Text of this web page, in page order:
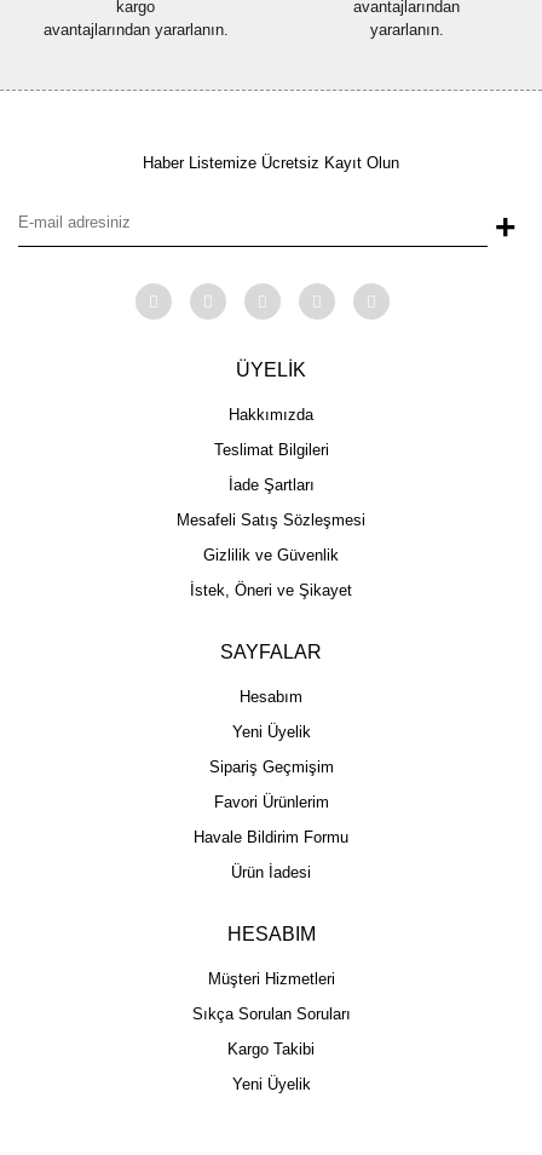
kargo
avantajlarından yararlanın.
avantajlarından
yararlanın.
Haber Listemize Ücretsiz Kayıt Olun
+
ÜYELİK
Hakkımızda
Teslimat Bilgileri
İade Şartları
Mesafeli Satış Sözleşmesi
Gizlilik ve Güvenlik
İstek, Öneri ve Şikayet
SAYFALAR
Hesabım
Yeni Üyelik
Sipariş Geçmişim
Favori Ürünlerim
Havale Bildirim Formu
Ürün İadesi
HESABIM
Müşteri Hizmetleri
Sıkça Sorulan Soruları
Kargo Takibi
Yeni Üyelik